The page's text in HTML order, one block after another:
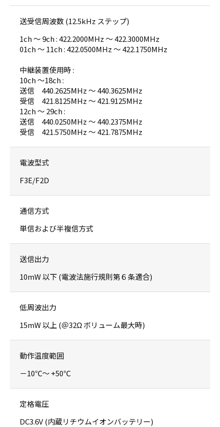
送受信周波数 (12.5kHz ステップ)
1ch ～ 9ch : 422.2000MHz ～ 422.3000MHz
01ch ～ 11ch : 422.0500MHz ～ 422.1750MHz
中継装置使用時 :
10ch ～18ch :
送信 440.2625MHz ～ 440.3625MHz
受信 421.8125MHz ～ 421.9125MHz
12ch ～ 29ch :
送信 440.0250MHz ～ 440.2375MHz
受信 421.5750MHz ～ 421.7875MHz
電波型式
F3E/F2D
通信方式
単信および半複信方式
送信出力
10mW 以下 (電波法施行規則第６条適合)
低周波出力
15mW 以上 (＠32Ω ボリューム最大時)
動作温度範囲
－10℃～ +50℃
定格電圧
DC3.6V (内蔵リチウムイオンバッテリー)